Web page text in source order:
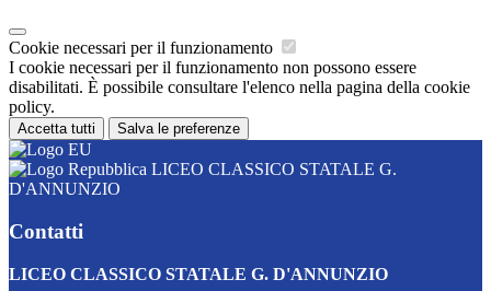
Cookie necessari per il funzionamento
I cookie necessari per il funzionamento non possono essere
disabilitati. È possibile consultare l'elenco nella pagina della cookie
policy.
Accetta tutti Salva le preferenze
LICEO CLASSICO STATALE G.
D'ANNUNZIO
Contatti
LICEO CLASSICO STATALE G. D'ANNUNZIO